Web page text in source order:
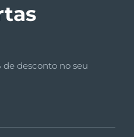
de desconto no seu